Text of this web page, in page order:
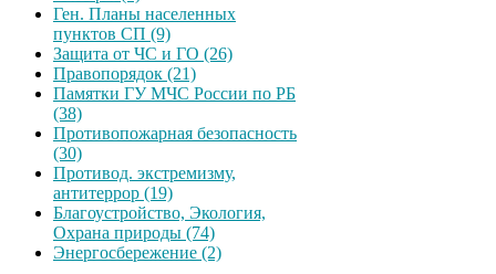
Ген. Планы населенных
пунктов СП (9)
Защита от ЧС и ГО (26)
Правопорядок (21)
Памятки ГУ МЧС России по РБ
(38)
Противопожарная безопасность
(30)
Противод. экстремизму,
антитеррор (19)
Благоустройство, Экология,
Охрана природы (74)
Энергосбережение (2)